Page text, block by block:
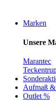
Marken
Unsere
Marantec
Aufmaß
Outlet %